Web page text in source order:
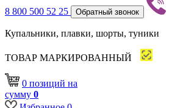
8 800 500 52 25 Обратный звонок
Купальники, плавки, шорты, туники
ТОВАР МАРКИРОВАННЫЙ
0 позиций на
сумму 0